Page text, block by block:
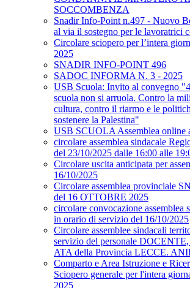
SOCCOMBENZA
Snadir Info-Point n.497 - Nuovo
al via il sostegno per le lavoratrici
Circolare sciopero per l’intera
2025
SNADIR INFO-POINT 496
SADOC INFORMA N. 3 - 2025
USB Scuola: Invito al convegno
scuola non si arruola. Contro la
cultura, contro il riarmo e le
sostenere la Palestina"
USB SCUOLA Assemblea online
circolare assemblea sindacale
del 23/10/2025 dalle 16:00 alle
Circolare uscita anticipata per
16/10/2025
Circolare assemblea provinciale
del 16 OTTOBRE 2025
circolare convocazione assemblea
in orario di servizio del 16/10/2025
Circolare assemblee sindacali
servizio del personale
ATA della Provincia LECCE.
Comparto e Area Istruzione e
Sciopero generale per l'intera
2025